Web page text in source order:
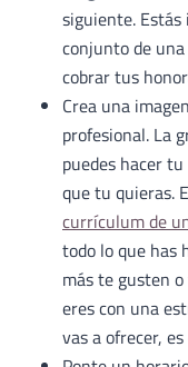
siguiente.
conjunto de
cobrar tus
Crea una
profesional. La
puedes hacer
que tu quieras.
currículum de
todo lo que has
más te gusten
eres con una
vas a ofrecer,